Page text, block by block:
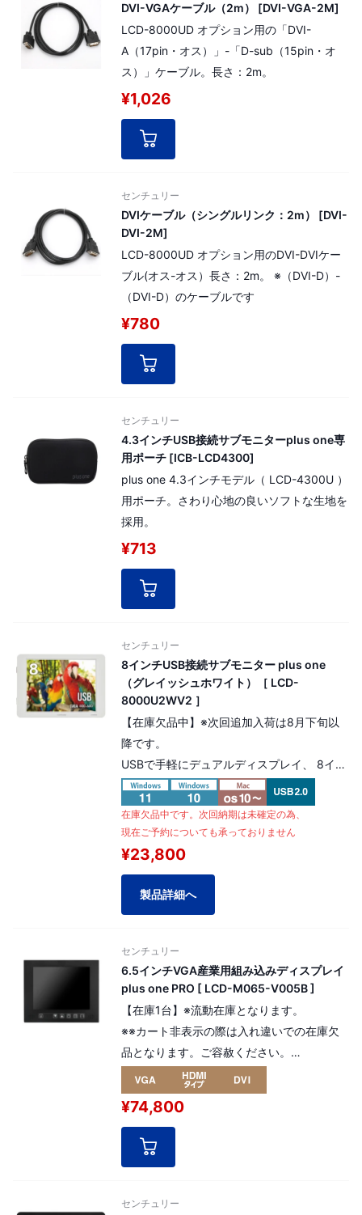
DVI-VGAケーブル（2m） [DVI-VGA-2M]
LCD-8000UD オプション用の「DVI-
A（17pin・オス）」-「D-sub（15pin・オ
ス）」ケーブル。長さ：2m。
¥1,026
センチュリー
DVIケーブル（シングルリンク：2m） [DVI-
DVI-2M]
LCD-8000UD オプション用のDVI-DVIケー
ブル(オス-オス）長さ：2m。 ※（DVI-D）-
（DVI-D）のケーブルです
¥780
センチュリー
4.3インチUSB接続サブモニターplus one専
用ポーチ [ICB-LCD4300]
plus one 4.3インチモデル（ LCD-4300U ）
用ポーチ。さわり心地の良いソフトな生地を
採用。
¥713
センチュリー
8インチUSB接続サブモニター plus one
（グレイッシュホワイト）［ LCD-
8000U2WV2 ］
【在庫欠品中】※次回追加入荷は8月下旬以
降です。
USBで手軽にデュアルディスプレイ、 8イン
チUSB接続サブモニター。 接続はUSBケー
ブル1本だけでOK、 電源コード不要のUSB
バスパワー接続。
解像度：SVGA 800×600pixel
在庫欠品中です。次回納期は未確定の為、
現在ご予約についても承っておりません
¥23,800
製品詳細へ
センチュリー
6.5インチVGA産業用組み込みディスプレイ
plus one PRO [ LCD-M065-V005B ]
【在庫1台】※流動在庫となります。
※※カート非表示の際は入れ違いでの在庫欠
品となります。ご容赦ください。
耐久性に優れた金属製フレームを採用。
高寿命液晶パネルを搭載した組み込み用途向
け6.5インチPlus one PRO。
解像度：VGA 640x480 pixel（4:3）
[ パネル番号：17604 ]
¥74,800
センチュリー